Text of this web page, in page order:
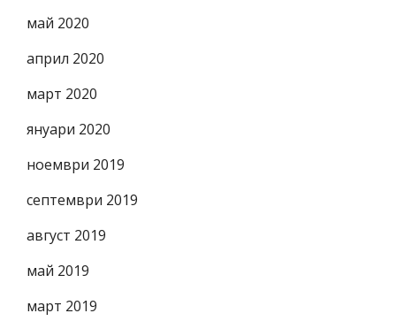
май 2020
април 2020
март 2020
януари 2020
ноември 2019
септември 2019
август 2019
май 2019
март 2019